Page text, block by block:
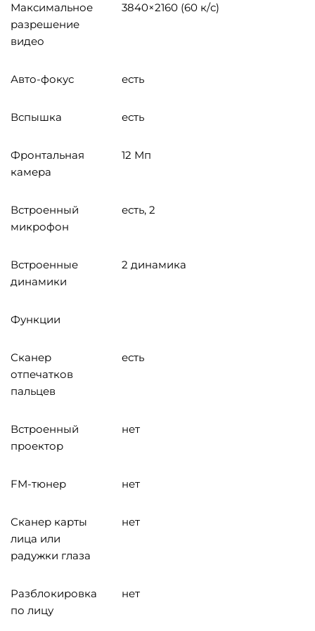
Максимальное
разрешение
видео
3840×2160 (60 к/с)
Авто-фокус есть
Вспышка есть
Фронтальная
камера
12 Мп
Встроенный
микрофон
есть, 2
Встроенные
динамики
2 динамика
Функции
Сканер
отпечатков
пальцев
есть
Встроенный
проектор
нет
FM-тюнер нет
Сканер карты
лица или
радужки глаза
нет
Разблокировка
по лицу
нет